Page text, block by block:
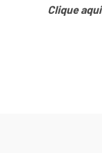
Clique aqui